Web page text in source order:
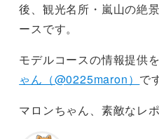
後、観光名所・嵐山の絶
ースです。
モデルコースの情報提供
ゃん（@0225maron） で
マロンちゃん、素敵なレ